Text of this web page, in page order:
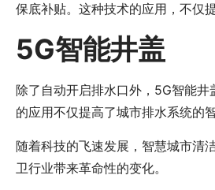
保底补贴。这种技术的应用，不仅
5G智能井盖
除了自动开启排水口外，5G智能
的应用不仅提高了城市排水系统的
随着科技的飞速发展，智慧城市清
卫行业带来革命性的变化。